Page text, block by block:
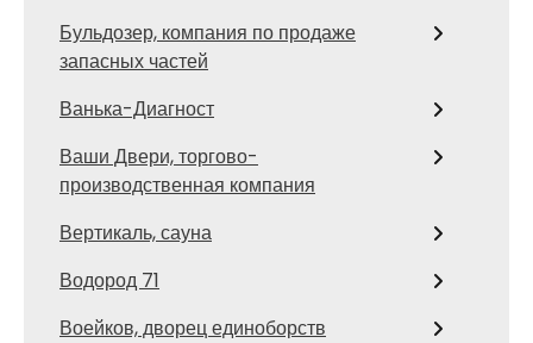
Бульдозер, компания по продаже
запасных частей
Ванька-Диагност
Ваши Двери, торгово-
производственная компания
Вертикаль, сауна
Водород 71
Воейков, дворец единоборств